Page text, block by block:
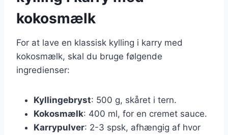
kokosmælk
For at lave en klassisk kylling i karry med
kokosmælk, skal du bruge følgende
ingredienser:
Kyllingebryst: 500 g, skåret i tern.
Kokosmælk: 400 ml, for en cremet sauce.
Karrypulver: 2-3 spsk, afhængig af hvor